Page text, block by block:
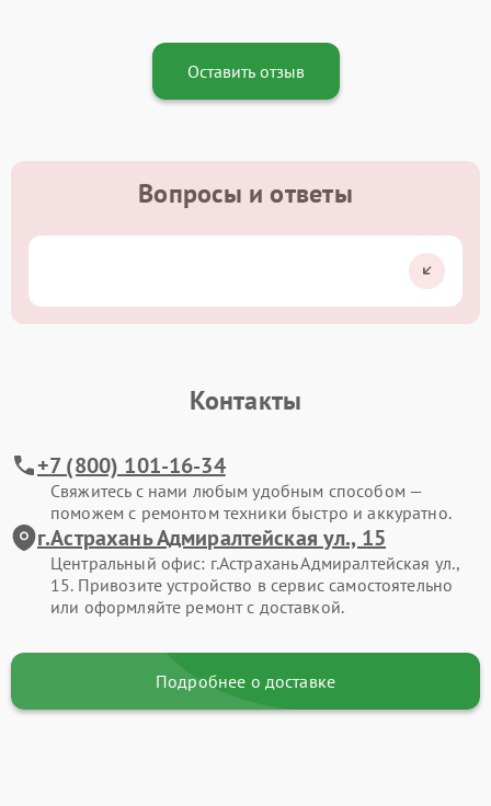
Оставить отзыв
Вопросы и ответы
Контакты
+7 (800) 101-16-34
Свяжитесь с нами любым удобным способом —
поможем с ремонтом техники быстро и аккуратно.
г.Астрахань Адмиралтейская ул., 15
Центральный офис: г.Астрахань Адмиралтейская ул.,
15. Привозите устройство в сервис самостоятельно
или оформляйте ремонт с доставкой.
Подробнее о доставке